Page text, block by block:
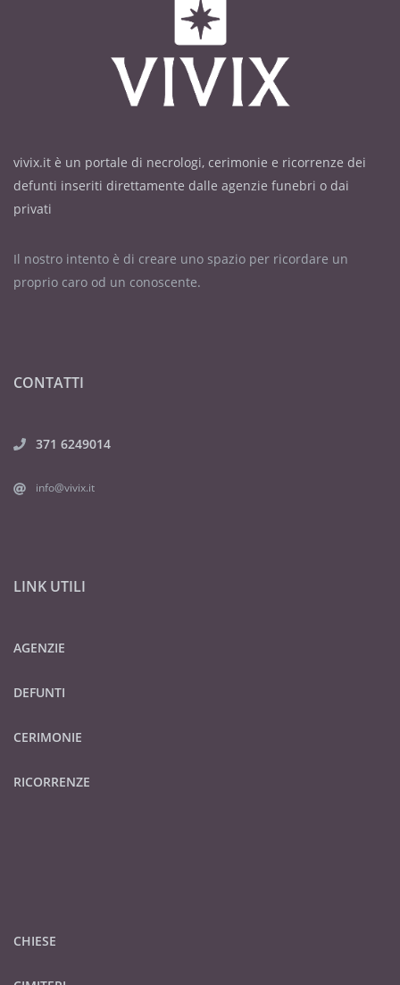
vivix.it è un portale di necrologi, cerimonie e ricorrenze dei
defunti inseriti direttamente dalle agenzie funebri o dai
privati
Il nostro intento è di creare uno spazio per ricordare un
proprio caro od un conoscente.
CONTATTI
371 6249014
info@vivix.it
LINK UTILI
AGENZIE
DEFUNTI
CERIMONIE
RICORRENZE
CHIESE